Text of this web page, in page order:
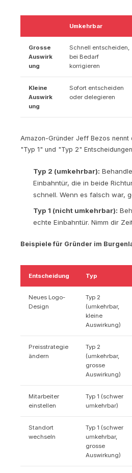
Umkehrbar
Grosse
Auswirk
ung
Schnell entscheiden,
bei Bedarf
korrigieren
Kleine
Auswirk
ung
Sofort entscheiden
oder delegieren
Amazon-Gründer Jeff Bezos nennt
"Typ 1" und "Typ 2"
Typ 2 (umkehrbar):
Einbahntür, die in beide
schnell. Wenn es falsch war,
Typ 1 (nicht umkehrbar):
echte Einbahntür. Nimm dir
Beispiele für Gründer im
Entscheidung Typ
Neues Logo-
Design
Typ 2
(umkehrbar,
kleine
Auswirkung)
Preisstrategie
ändern
Typ 2
(umkehrbar,
grosse
Auswirkung)
Mitarbeiter
einstellen
Typ 1 (schwer
umkehrbar)
Standort
wechseln
Typ 1 (schwer
umkehrbar,
grosse
Auswirkung)